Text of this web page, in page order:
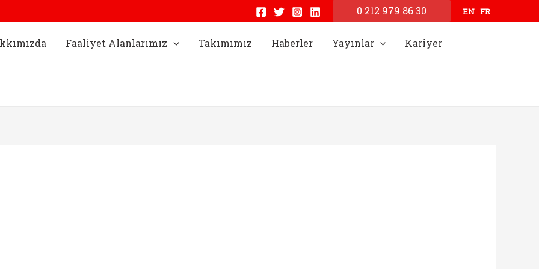
0 212 979 86 30 EN FR
Faaliyet Alanlarımız Takımımız Haberler Yayınlar Kariyer